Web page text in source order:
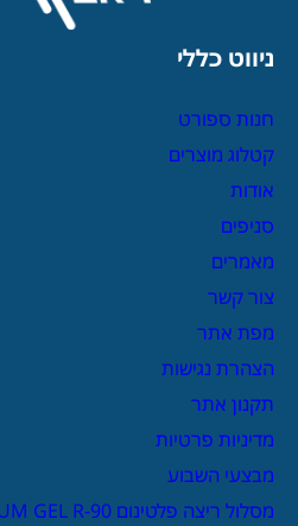
ניווט כללי
חנות ספורט
קטלוג מוצרים
אודות
סניפים
מאמרים
צור קשר
מפת אתר
הצהרת נגישות
תקנון אתר
מדיניות פרטיות
מבצעי השבוע
מסלול ריצה פלטינום YORK PLATINUM GEL R-90